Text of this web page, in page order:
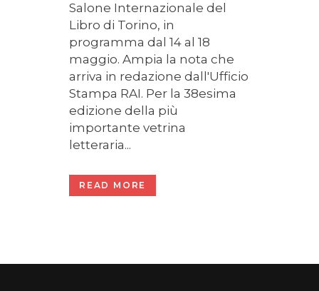
Salone Internazionale del
Libro di Torino, in
programma dal 14 al 18
maggio. Ampia la nota che
arriva in redazione dall'Ufficio
Stampa RAI. Per la 38esima
edizione della più
importante vetrina
letteraria...
READ MORE